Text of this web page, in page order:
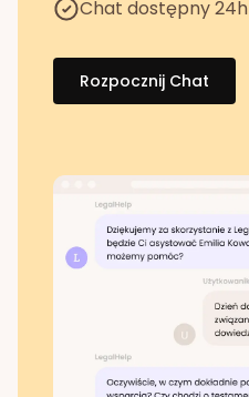
Chat dostępny 24h
Rozpocznij Chat